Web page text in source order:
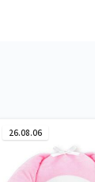
26.08.06